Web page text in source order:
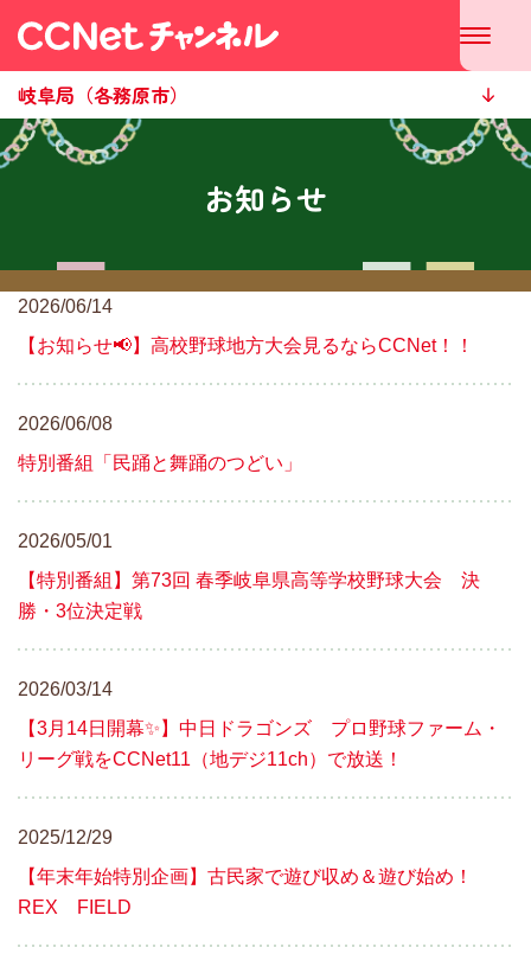
岐阜局（各務原市）
お知らせ
2026/06/14
【お知らせ📢】高校野球地方大会見るならCCNet！！
2026/06/08
特別番組「民踊と舞踊のつどい」
2026/05/01
【特別番組】第73回 春季岐阜県高等学校野球大会 決
勝・3位決定戦
2026/03/14
【3月14日開幕✨】中日ドラゴンズ プロ野球ファーム・
リーグ戦をCCNet11（地デジ11ch）で放送！
2025/12/29
【年末年始特別企画】古民家で遊び収め＆遊び始め！
REX FIELD